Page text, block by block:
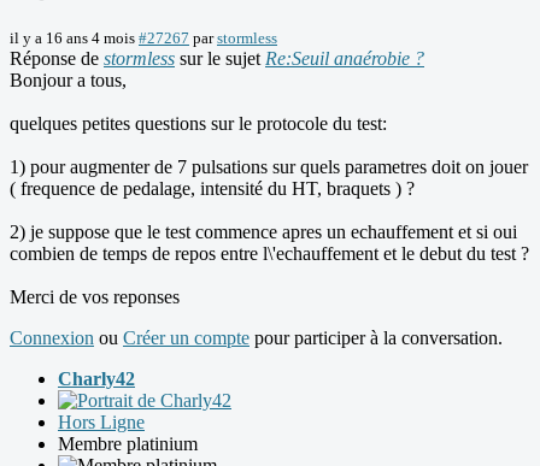
il y a 16 ans 4 mois #27267 parstormless
Réponse de stormless sur le sujet Re:Seuil anaérobie ?
Bonjour a tous,
quelques petites questions sur le protocole du test:
1) pour augmenter de 7 pulsations sur quels parametres doit on jouer
( frequence de pedalage, intensité du HT, braquets ) ?
2) je suppose que le test commence apres un echauffement et si oui
combien de temps de repos entre l\'echauffement et le debut du test ?
Merci de vos reponses
Connexion ou Créer un compte pour participer à la conversation.
Charly42
Hors Ligne
Membre platinium